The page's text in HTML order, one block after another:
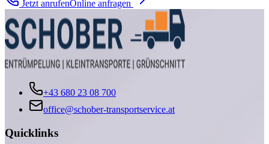
Jetzt anrufenOnline anfragen
+43 680 23 08 700
office@schober-transportservice.at
Quicklinks